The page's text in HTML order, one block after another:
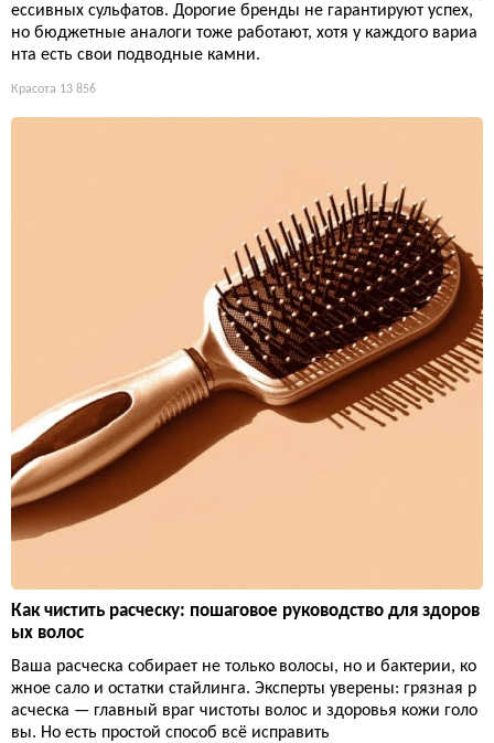
ессивных сульфатов. Дорогие бренды не гарантируют успех,
но бюджетные аналоги тоже работают, хотя у каждого вариа
нта есть свои подводные камни.
Красота 13 856
Как чистить расческу: пошаговое руководство для здоров
ых волос
Ваша расческа собирает не только волосы, но и бактерии, ко
жное сало и остатки стайлинга. Эксперты уверены: грязная р
асческа — главный враг чистоты волос и здоровья кожи голо
вы. Но есть простой способ всё исправить